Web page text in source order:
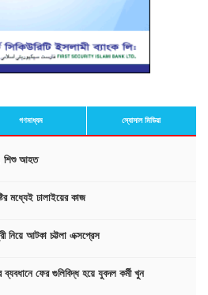
গণমাধ্যম স্যোসাল মিডিয়া
শিশু আহত
মধ্যেই ঢালাইয়ের কাজ
নিয়ে আটকা চট্টলা এক্সপ্রেস
ব্যবধানে ফের গুলিবিদ্ধ হয়ে যুবদল কর্মী খুন